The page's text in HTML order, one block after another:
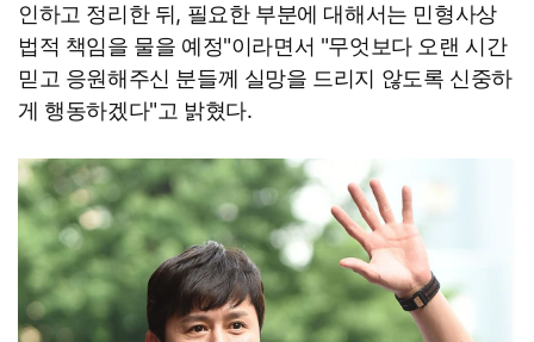
인하고 정리한 뒤, 필요한 부분에 대해서는 민형사상
법적 책임을 물을 예정"이라면서 "무엇보다 오랜 시간
믿고 응원해주신 분들께 실망을 드리지 않도록 신중하
게 행동하겠다"고 밝혔다.